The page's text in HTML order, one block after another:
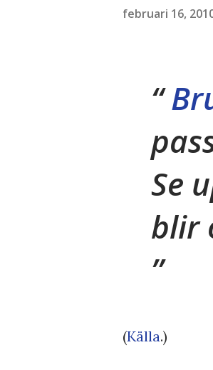
februari 16,
Se
blir
(Källa.)